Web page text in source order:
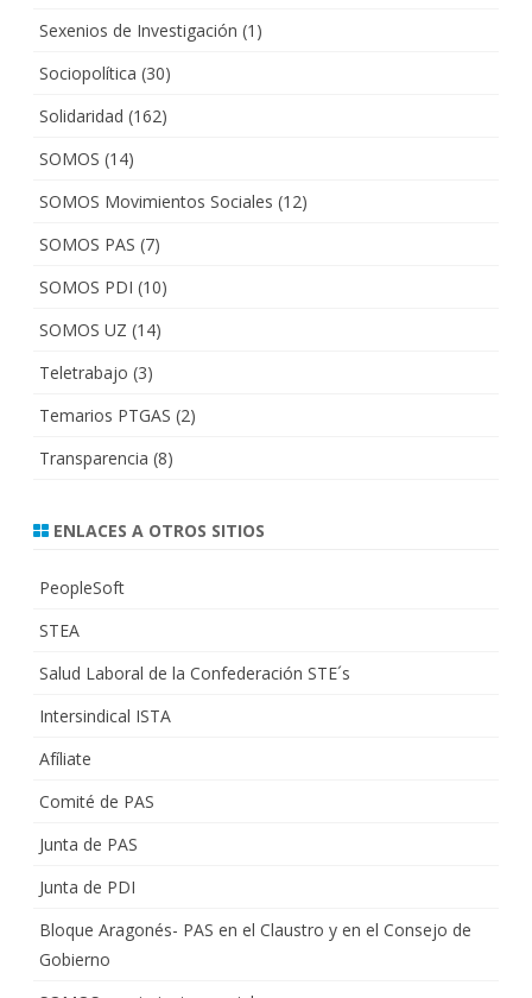
Sexenios de Investigación (1)
Sociopolítica (30)
Solidaridad (162)
SOMOS (14)
SOMOS Movimientos Sociales (12)
SOMOS PAS (7)
SOMOS PDI (10)
SOMOS UZ (14)
Teletrabajo (3)
Temarios PTGAS (2)
Transparencia (8)
ENLACES A OTROS SITIOS
PeopleSoft
STEA
Salud Laboral de la Confederación STE´s
Intersindical ISTA
Afíliate
Comité de PAS
Junta de PAS
Junta de PDI
Bloque Aragonés- PAS en el Claustro y en el Consejo de
Gobierno